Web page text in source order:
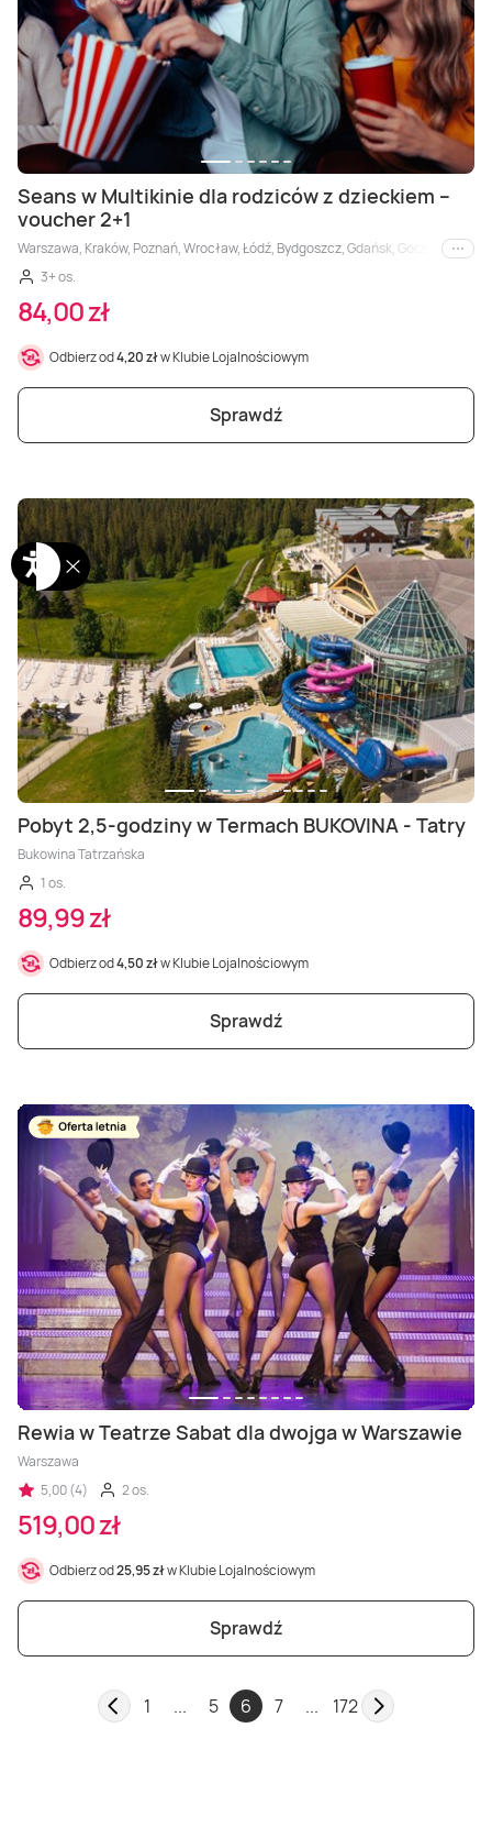
Seans w Multikinie dla rodziców z dzieckiem –
voucher 2+1
Warszawa, Kraków, Poznań, Wrocław, Łódź, Bydgoszcz, Gdańsk, Gorzów
i inne
3+ os.
84,00 zł
Odbierz od4,20 złw Klubie Lojalnościowym
Sprawdź
Pobyt 2,5-godziny w Termach BUKOVINA - Tatry
Bukowina Tatrzańska
1 os.
89,99 zł
Odbierz od4,50 złw Klubie Lojalnościowym
Sprawdź
Rewia w Teatrze Sabat dla dwojga w Warszawie
Warszawa
5,00 (4)
2 os.
519,00 zł
Odbierz od25,95 złw Klubie Lojalnościowym
Sprawdź
1 ... 5 6 7 ... 172